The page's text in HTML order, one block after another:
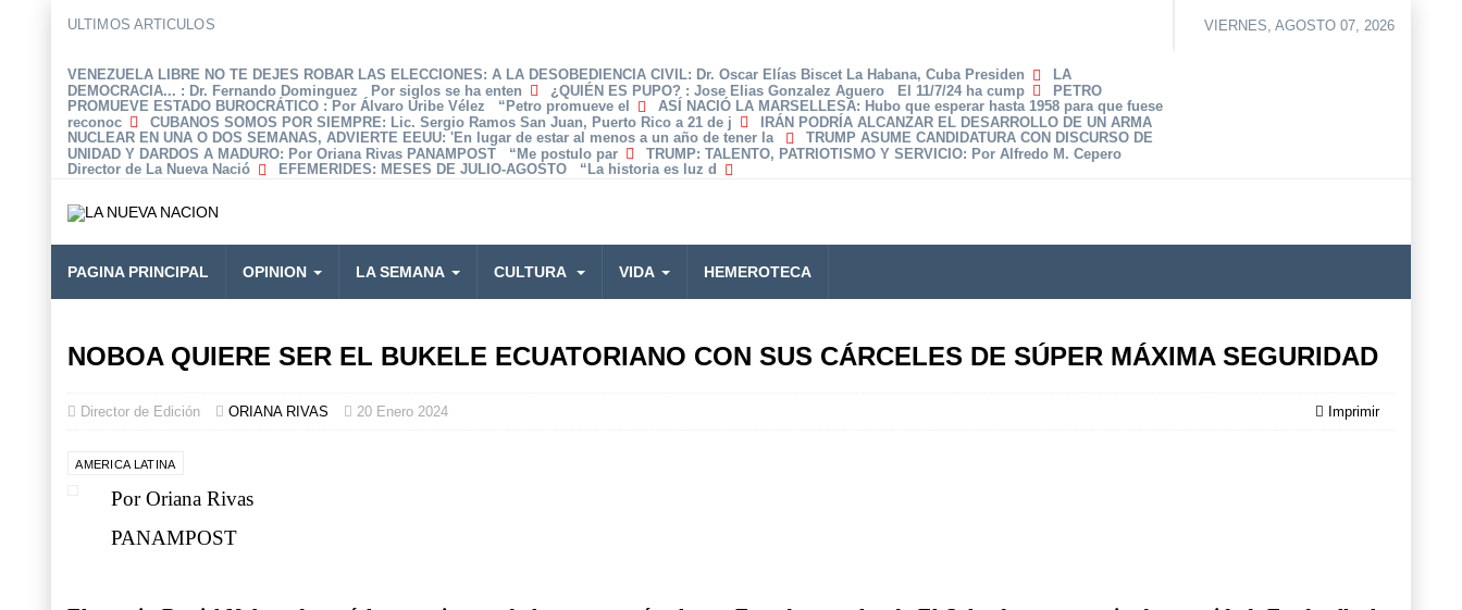
ULTIMOS ARTICULOS
VENEZUELA LIBRE NO TE DEJES ROBAR LAS ELECCIONES: A LA DESOBEDIENCIA CIVIL: Dr. Oscar Elías Biscet La Habana, Cuba Presiden
LA
DEMOCRACIA... : Dr. Fernando Dominguez Por siglos se ha enten ¿QUIÉN ES PUPO? : Jose Elias Gonzalez Aguero El 11/7/24 ha cump
PETRO
PROMUEVE ESTADO BUROCRÁTICO : Por Álvaro Uribe Vélez “Petro promueve el ASÍ NACIÓ LA MARSELLESA: Hubo que esperar hasta 1958 para que fuese
reconoc
CUBANOS SOMOS POR SIEMPRE: Lic. Sergio Ramos San Juan, Puerto Rico a 21 de j
IRÁN PODRÍA ALCANZAR EL DESARROLLO DE UN ARMA
NUCLEAR EN UNA O DOS SEMANAS, ADVIERTE EEUU: 'En lugar de estar al menos a un año de tener la
TRUMP ASUME CANDIDATURA CON DISCURSO DE
UNIDAD Y DARDOS A MADURO: Por Oriana Rivas PANAMPOST “Me postulo par TRUMP: TALENTO, PATRIOTISMO Y SERVICIO: Por Alfredo M. Cepero
Director de La Nueva Nació
EFEMERIDES: MESES DE JULIO-AGOSTO “La historia es luz d
VIERNES, AGOSTO 07, 2026
PAGINA PRINCIPAL OPINION LA SEMANA CULTURA VIDA HEMEROTECA
NOBOA QUIERE SER EL BUKELE ECUATORIANO CON SUS CÁRCELES DE SÚPER MÁXIMA SEGURIDAD
Imprimir
Director de Edición ORIANA RIVAS 20 Enero 2024
AMERICA LATINA
Por Oriana Rivas
PANAMPOST